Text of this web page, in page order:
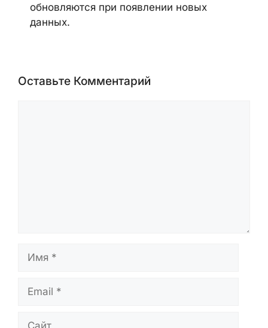
обновляются при появлении новых
данных.
Оставьте Комментарий
Имя
Email
Сайт